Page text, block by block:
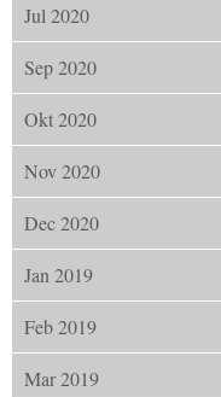
Jul 2020
Sep 2020
Okt 2020
Nov 2020
Dec 2020
Jan 2019
Feb 2019
Mar 2019